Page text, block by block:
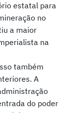
estatal para
no
a maior
na
também
A
do poder